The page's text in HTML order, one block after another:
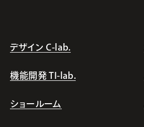
デザイン C-lab.
機能開発 TI-lab.
ショールーム